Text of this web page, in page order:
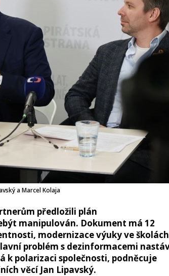
a Marcel Kolaja
předložili plán
manipulován. Dokument má 12
modernizace výuky ve školách
problém s dezinformacemi
k polarizaci společnosti, podněcuje
věcí Jan Lipavský.